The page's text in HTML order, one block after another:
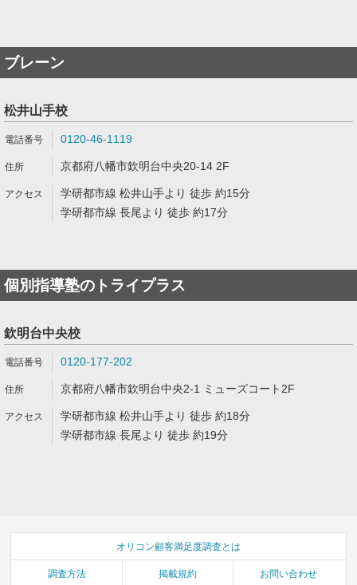
ブレーン
松井山手校
0120-46-1119
京都府八幡市欽明台中央20-14 2F
学研都市線 松井山手より 徒歩 約15分
学研都市線 長尾より 徒歩 約17分
個別指導塾のトライプラス
欽明台中央校
0120-177-202
京都府八幡市欽明台中央2-1 ミューズコート2F
学研都市線 松井山手より 徒歩 約18分
学研都市線 長尾より 徒歩 約19分
オリコン顧客満足度調査とは
調査方法 掲載規約 お問い合わせ